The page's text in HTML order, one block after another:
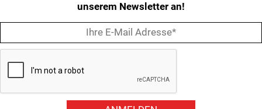
unserem Newsletter an!